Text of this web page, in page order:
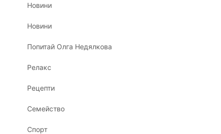
Новини
Новини
Попитай Олга Недялкова
Релакс
Рецепти
Семейство
Спорт